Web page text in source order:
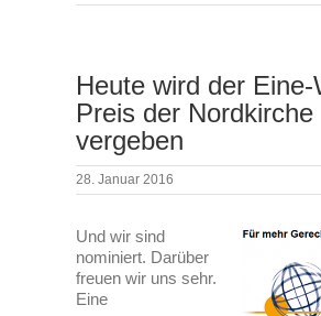
Heute wird der Eine-
Preis der Nordkirche
vergeben
28. Januar 2016
Und wir sind
nominiert. Darüber
freuen wir uns sehr.
Eine